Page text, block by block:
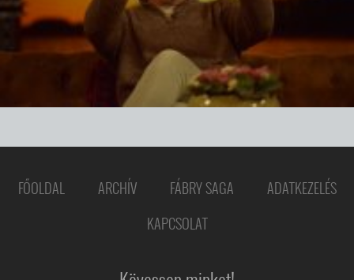
FŐOLDAL ARCHÍV FÁBRY SAGA
ADATKEZELÉS
KAPCSOLAT